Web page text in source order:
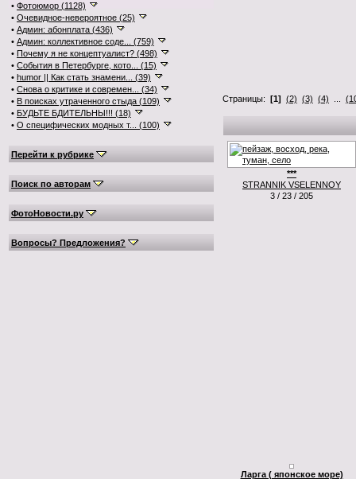
• Фотоюмор (1128)
• Очевидное-невероятное (25)
• Админ: абонплата (436)
• Админ: коллективное соде... (759)
• Почему я не концептуалист? (498)
• События в Петербурге, кото... (15)
• humor || Как стать знамени... (39)
• Снова о критике и современ... (34)
• В поисках утраченного стыда (109)
• БУДЬТЕ БДИТЕЛЬНЫ!!! (18)
• О специфических модных т... (100)
Перейти к рубрике
Поиск по авторам
ФотоНовости.ру
Вопросы? Предложения?
Страницы: [1] (2) (3) (4)
***
STRANNIK VSELENNOY
3 / 23 / 205
Ларга ( японское море)